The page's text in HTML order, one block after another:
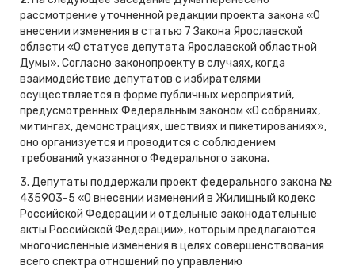
рассмотрение уточненной редакции проекта закона «О
внесении изменения в статью 7 Закона Ярославской
области «О статусе депутата Ярославской областной
Думы». Согласно законопроекту в случаях, когда
взаимодействие депутатов с избирателями
осуществляется в форме публичных мероприятий,
предусмотренных Федеральным законом «О собраниях,
митингах, демонстрациях, шествиях и пикетированиях»,
оно организуется и проводится с соблюдением
требований указанного Федерального закона.
3. Депутаты поддержали проект федерального закона №
435903-5 «О внесении изменений в Жилищный кодекс
Российской Федерации и отдельные законодательные
акты Российской Федерации», которым предлагаются
многочисленные изменения в целях совершенствования
всего спектра отношений по управлению